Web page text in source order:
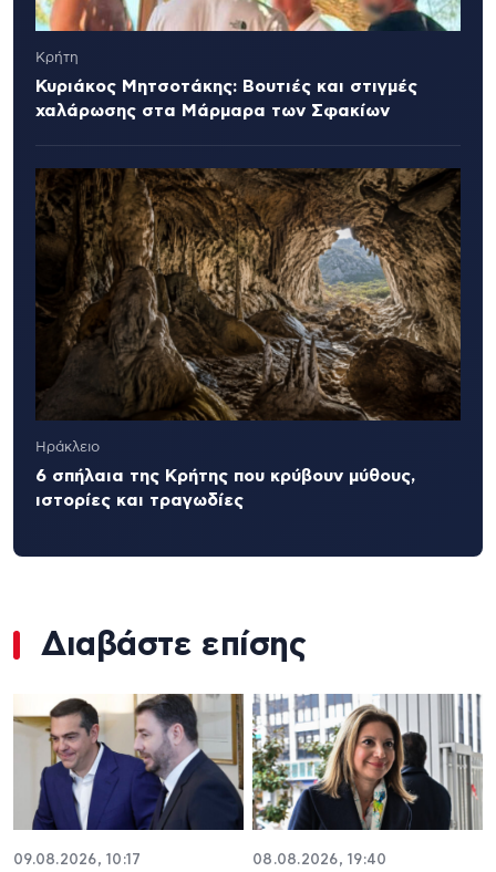
Κρήτη
Κυριάκος Μητσοτάκης: Βουτιές και στιγμές
χαλάρωσης στα Μάρμαρα των Σφακίων
Ηράκλειο
6 σπήλαια της Κρήτης που κρύβουν μύθους,
ιστορίες και τραγωδίες
Διαβάστε επίσης
09.08.2026, 10:17 08.08.2026, 19:40